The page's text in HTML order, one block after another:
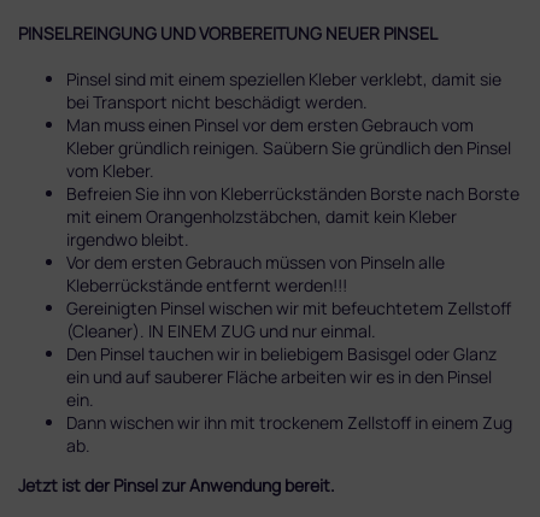
PINSELREINGUNG UND VORBEREITUNG NEUER PINSEL
Pinsel sind mit einem speziellen Kleber verklebt, damit sie
bei Transport nicht beschädigt werden.
Man muss einen Pinsel vor dem ersten Gebrauch vom
Kleber gründlich reinigen. Saübern Sie gründlich den Pinsel
vom Kleber.
Befreien Sie ihn von Kleberrückständen Borste nach Borste
mit einem Orangenholzstäbchen, damit kein Kleber
irgendwo bleibt.
Vor dem ersten Gebrauch müssen von Pinseln alle
Kleberrückstände entfernt werden!!!
Gereinigten Pinsel wischen wir mit befeuchtetem Zellstoff
(Cleaner). IN EINEM ZUG und nur einmal.
Den Pinsel tauchen wir in beliebigem Basisgel oder Glanz
ein und auf sauberer Fläche arbeiten wir es in den Pinsel
ein.
Dann wischen wir ihn mit trockenem Zellstoff in einem Zug
ab.
Jetzt ist der Pinsel zur Anwendung bereit.